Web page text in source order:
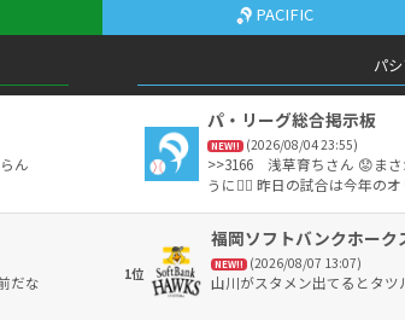
PACIFIC
ん
だな
パ
パ・リーグ総合掲示板
NEW!! (2026/08/04 23:55)
>>3166 浅草育ちさん 😟まさ
うに🙂‍↕️ 昨日の試合は今年の
のサヨナラの瞬間には自宅で
勝利👍 益田投手がNPB史上4
います😊 繰り返しになりま
ジアムでマリーンズの応援📣
1位
福岡ソフトバンクホーク
NEW!! (2026/08/07 13:07)
山川がスタメン出てるとタ